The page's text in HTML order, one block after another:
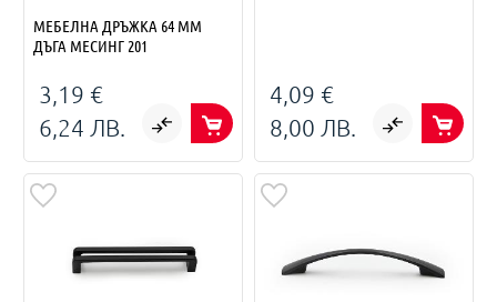
МЕБЕЛНА ДРЪЖКА 64 ММ
ДЪГА МЕСИНГ 201
3,19 €
6,24 ЛВ.
4,09 €
8,00 ЛВ.